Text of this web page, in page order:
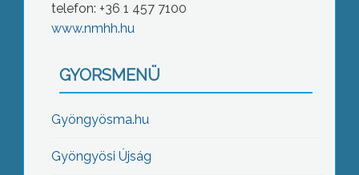
telefon: +36 1 457 7100
www.nmhh.hu
GYORSMENÜ
Gyöngyösma.hu
Gyöngyösi Újság